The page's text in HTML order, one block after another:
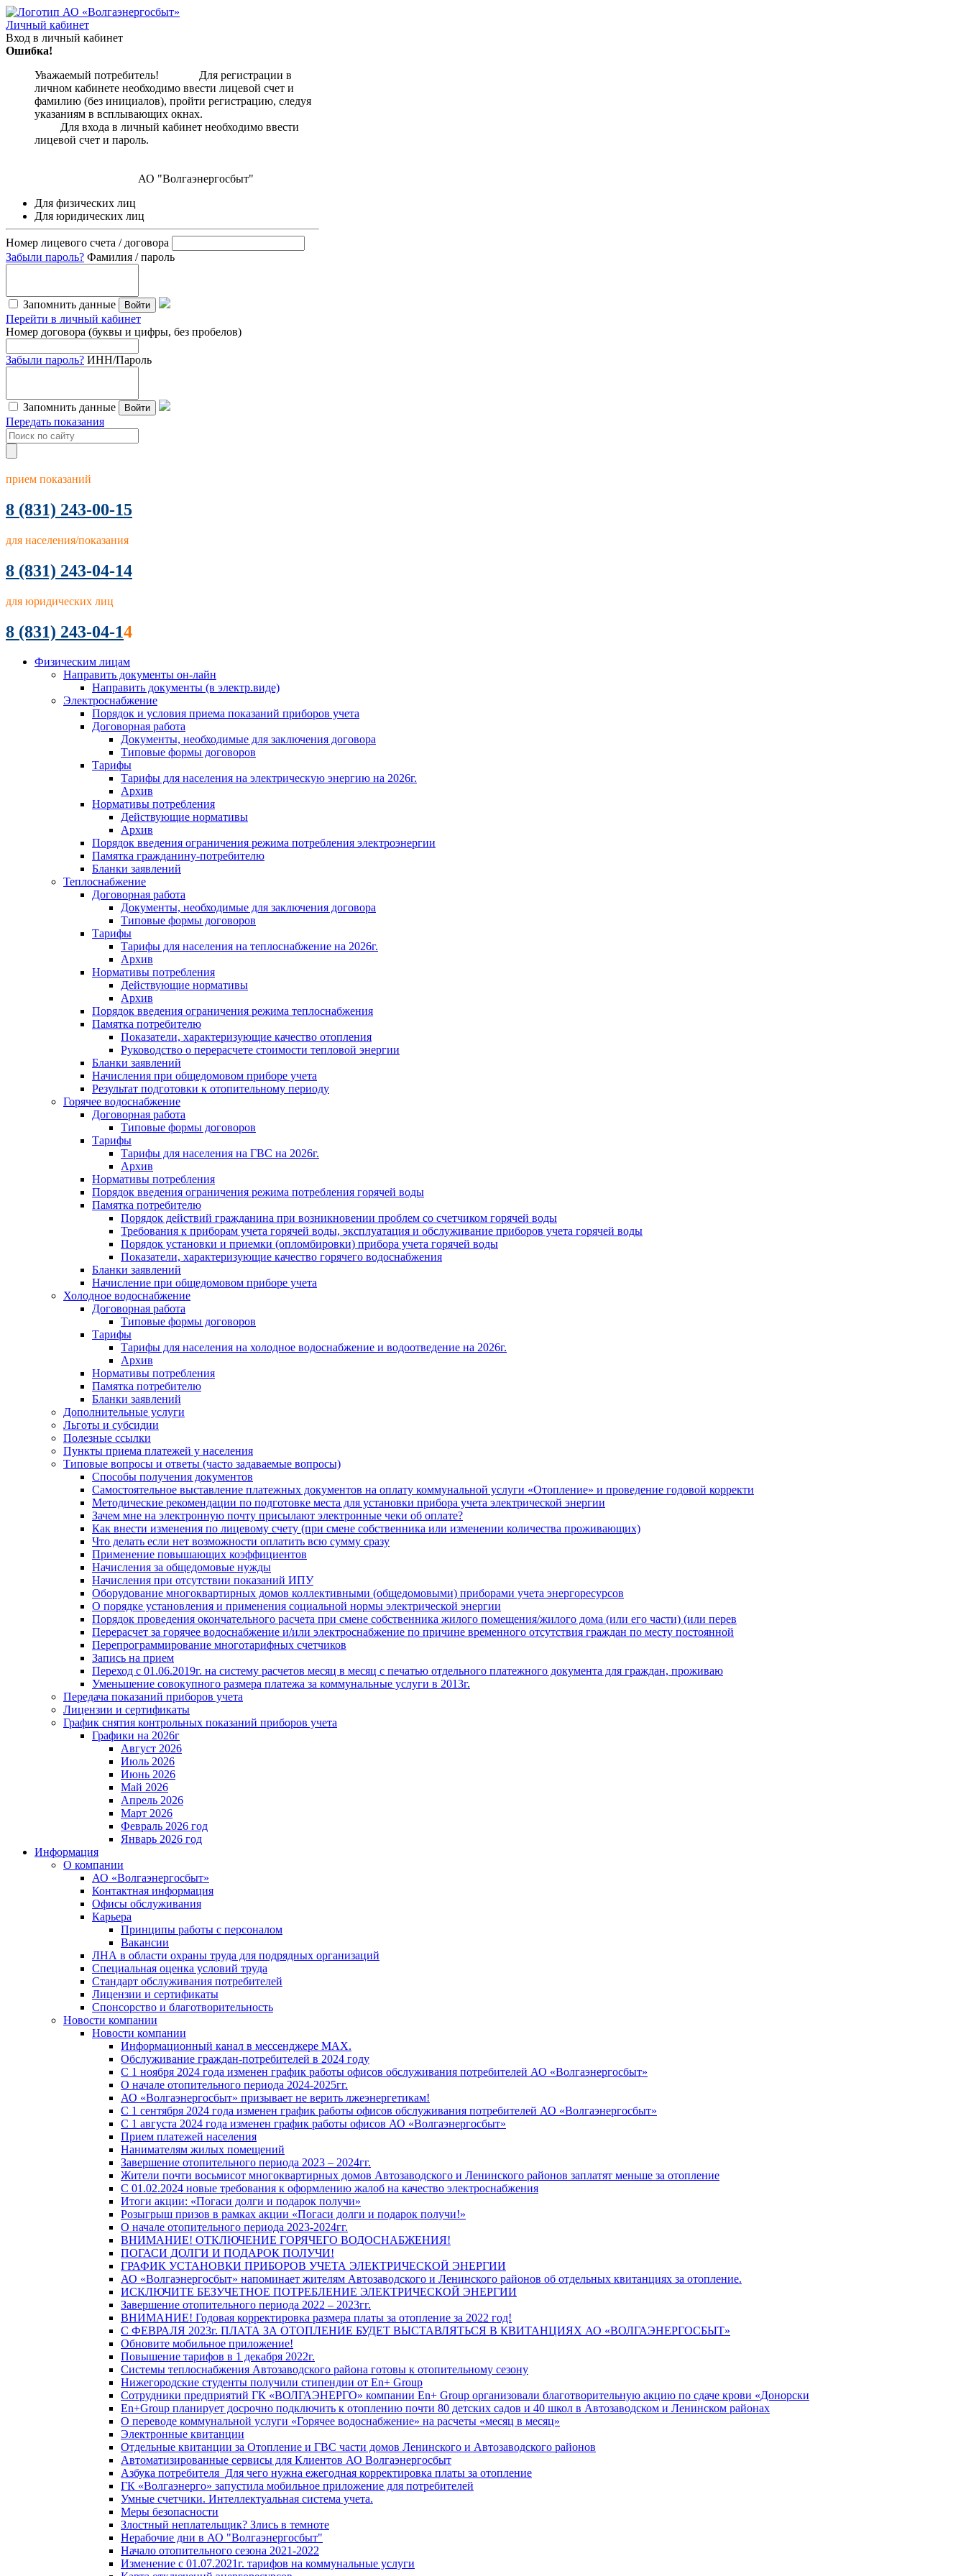
Личный кабинет
Вход в личный кабинет
Ошибка!
Уважаемый потребитель! Для регистрации в
личном кабинете необходимо ввести лицевой счет и
фамилию (без инициалов), пройти регистрацию, следуя
указаниям в всплывающих окнах.
Для входа в личный кабинет необходимо ввести
лицевой счет и пароль.
АО "Волгаэнергосбыт"
Для физических лиц
Для юридических лиц
Номер лицевого счета / договора
Забыли пароль? Фамилия / пароль
Запомнить данные Войти
Перейти в личный кабинет
Номер договора (буквы и цифры, без пробелов)
Забыли пароль? ИНН/Пароль
Запомнить данные Войти
Передать показания
прием показаний
8 (831) 243-00-15
для населения/показания
8 (831) 243-04-14
для юридических лиц
8 (831) 243-04-14
Физическим лицам
Направить документы он-лайн
Направить документы (в электр.виде)
Электроснабжение
Порядок и условия приема показаний приборов учета
Договорная работа
Документы, необходимые для заключения договора
Типовые формы договоров
Тарифы
Тарифы для населения на электрическую энергию на 2026г.
Архив
Нормативы потребления
Действующие нормативы
Архив
Порядок введения ограничения режима потребления электроэнергии
Памятка гражданину-потребителю
Бланки заявлений
Теплоснабжение
Договорная работа
Документы, необходимые для заключения договора
Типовые формы договоров
Тарифы
Тарифы для населения на теплоснабжение на 2026г.
Архив
Нормативы потребления
Действующие нормативы
Архив
Порядок введения ограничения режима теплоснабжения
Памятка потребителю
Показатели, характеризующие качество отопления
Руководство о перерасчете стоимости тепловой энергии
Бланки заявлений
Начисления при общедомовом приборе учета
Результат подготовки к отопительному периоду
Горячее водоснабжение
Договорная работа
Типовые формы договоров
Тарифы
Тарифы для населения на ГВС на 2026г.
Архив
Нормативы потребления
Порядок введения ограничения режима потребления горячей воды
Памятка потребителю
Порядок действий гражданина при возникновении проблем со счетчиком горячей воды
Требования к приборам учета горячей воды, эксплуатация и обслуживание приборов учета горячей воды
Порядок установки и приемки (опломбировки) прибора учета горячей воды
Показатели, характеризующие качество горячего водоснабжения
Бланки заявлений
Начисление при общедомовом приборе учета
Холодное водоснабжение
Договорная работа
Типовые формы договоров
Тарифы
Тарифы для населения на холодное водоснабжение и водоотведение на 2026г.
Архив
Нормативы потребления
Памятка потребителю
Бланки заявлений
Дополнительные услуги
Льготы и субсидии
Полезные ссылки
Пункты приема платежей у населения
Типовые вопросы и ответы (часто задаваемые вопросы)
Способы получения документов
Самостоятельное выставление платежных документов на оплату коммунальной услуги «Отопление» и проведение годовой корректи
Методические рекомендации по подготовке места для установки прибора учета электрической энергии
Зачем мне на электронную почту присылают электронные чеки об оплате?
Как внести изменения по лицевому счету (при смене собственника или изменении количества проживающих)
Что делать если нет возможности оплатить всю сумму сразу
Применение повышающих коэффициентов
Начисления за общедомовые нужды
Начисления при отсутствии показаний ИПУ
Оборудование многоквартирных домов коллективными (общедомовыми) приборами учета энергоресурсов
О порядке установления и применения социальной нормы электрической энергии
Порядок проведения окончательного расчета при смене собственника жилого помещения/жилого дома (или его части) (или перев
Перерасчет за горячее водоснабжение и/или электроснабжение по причине временного отсутствия граждан по месту постоянной
Перепрограммирование многотарифных счетчиков
Запись на прием
Переход с 01.06.2019г. на систему расчетов месяц в месяц с печатью отдельного платежного документа для граждан, проживаю
Уменьшение совокупного размера платежа за коммунальные услуги в 2013г.
Передача показаний приборов учета
Лицензии и сертификаты
График снятия контрольных показаний приборов учета
Графики на 2026г
Август 2026
Июль 2026
Июнь 2026
Май 2026
Апрель 2026
Март 2026
Февраль 2026 год
Январь 2026 год
Информация
О компании
АО «Волгаэнергосбыт»
Контактная информация
Офисы обслуживания
Карьера
Принципы работы с персоналом
Вакансии
ЛНА в области охраны труда для подрядных организаций
Специальная оценка условий труда
Стандарт обслуживания потребителей
Лицензии и сертификаты
Спонсорство и благотворительность
Новости компании
Новости компании
Информационный канал в мессенджере MAX.
Обслуживание граждан-потребителей в 2024 году
С 1 ноября 2024 года изменен график работы офисов обслуживания потребителей АО «Волгаэнергосбыт»
О начале отопительного периода 2024-2025гг.
АО «Волгаэнергосбыт» призывает не верить лжеэнергетикам!
С 1 сентября 2024 года изменен график работы офисов обслуживания потребителей АО «Волгаэнергосбыт»
С 1 августа 2024 года изменен график работы офисов АО «Волгаэнергосбыт»
Прием платежей населения
Нанимателям жилых помещений
Завершение отопительного периода 2023 – 2024гг.
Жители почти восьмисот многоквартирных домов Автозаводского и Ленинского районов заплатят меньше за отопление
С 01.02.2024 новые требования к оформлению жалоб на качество электроснабжения
Итоги акции: «Погаси долги и подарок получи»
Розыгрыш призов в рамках акции «Погаси долги и подарок получи!»
О начале отопительного периода 2023-2024гг.
ВНИМАНИЕ! ОТКЛЮЧЕНИЕ ГОРЯЧЕГО ВОДОСНАБЖЕНИЯ!
ПОГАСИ ДОЛГИ И ПОДАРОК ПОЛУЧИ!
ГРАФИК УСТАНОВКИ ПРИБОРОВ УЧЕТА ЭЛЕКТРИЧЕСКОЙ ЭНЕРГИИ
АО «Волгаэнергосбыт» напоминает жителям Автозаводского и Ленинского районов об отдельных квитанциях за отопление.
ИСКЛЮЧИТЕ БЕЗУЧЕТНОЕ ПОТРЕБЛЕНИЕ ЭЛЕКТРИЧЕСКОЙ ЭНЕРГИИ
Завершение отопительного периода 2022 – 2023гг.
ВНИМАНИЕ! Годовая корректировка размера платы за отопление за 2022 год!
С ФЕВРАЛЯ 2023г. ПЛАТА ЗА ОТОПЛЕНИЕ БУДЕТ ВЫСТАВЛЯТЬСЯ В КВИТАНЦИЯХ АО «ВОЛГАЭНЕРГОСБЫТ»
Обновите мобильное приложение!
Повышение тарифов в 1 декабря 2022г.
Системы теплоснабжения Автозаводского района готовы к отопительному сезону
Нижегородские студенты получили стипендии от En+ Group
Сотрудники предприятий ГК «ВОЛГАЭНЕРГО» компании En+ Group организовали благотворительную акцию по сдаче крови «Донорски
En+Group планирует досрочно подключить к отоплению почти 80 детских садов и 40 школ в Автозаводском и Ленинском районах
О переводе коммунальной услуги «Горячее водоснабжение» на расчеты «месяц в месяц»
Электронные квитанции
Отдельные квитанции за Отопление и ГВС части домов Ленинского и Автозаводского районов
Автоматизированные сервисы для Клиентов АО Волгаэнергосбыт
Азбука потребителя_Для чего нужна ежегодная корректировка платы за отопление
ГК «Волгаэнерго» запустила мобильное приложение для потребителей
Умные счетчики. Интеллектуальная система учета.
Меры безопасности
Злостный неплательщик? Злись в темноте
Нерабочие дни в АО "Волгаэнергосбыт"
Начало отопительного сезона 2021-2022
Изменение с 01.07.2021г. тарифов на коммунальные услуги